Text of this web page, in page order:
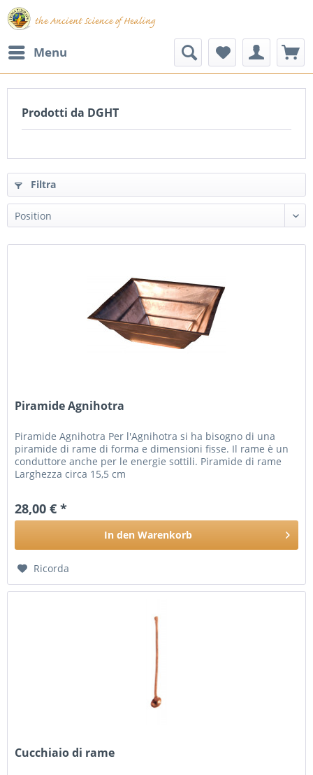
Menu
Prodotti da DGHT
Filtra
Piramide Agnihotra
Piramide Agnihotra Per l'Agnihotra si ha bisogno di una
piramide di rame di forma e dimensioni fisse. Il rame è un
conduttore anche per le energie sottili. Piramide di rame
Larghezza circa 15,5 cm
28,00 € *
In den Warenkorb
Ricorda
Cucchiaio di rame